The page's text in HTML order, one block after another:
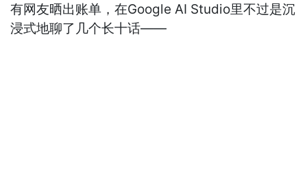
有网友晒出账单，在Google AI Studio里不过是沉
浸式地聊了几个长十话——